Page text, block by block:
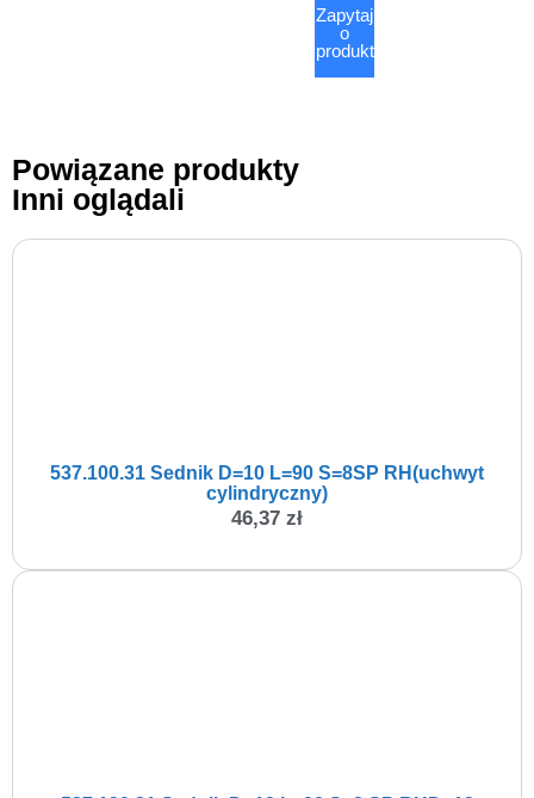
Zapytaj
o
produkt
Powiązane produkty
Inni oglądali
537.100.31 Sednik D=10 L=90 S=8SP RH(uchwyt
cylindryczny)
46,37 zł